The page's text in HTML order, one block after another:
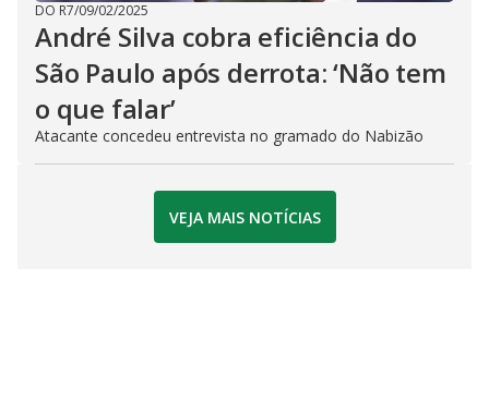
DO R7/09/02/2025
André Silva cobra eficiência do
São Paulo após derrota: ‘Não tem
o que falar’
Atacante concedeu entrevista no gramado do Nabizão
VEJA MAIS NOTÍCIAS